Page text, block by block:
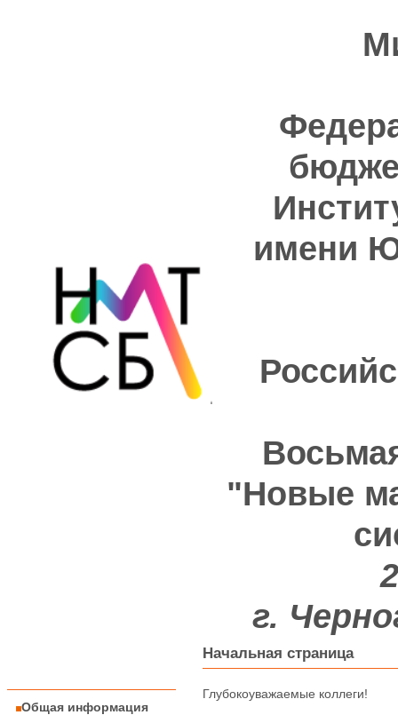
имени
"Новые
г.
Общая информация
Начальная страница
Глубокоуважаемые коллеги!